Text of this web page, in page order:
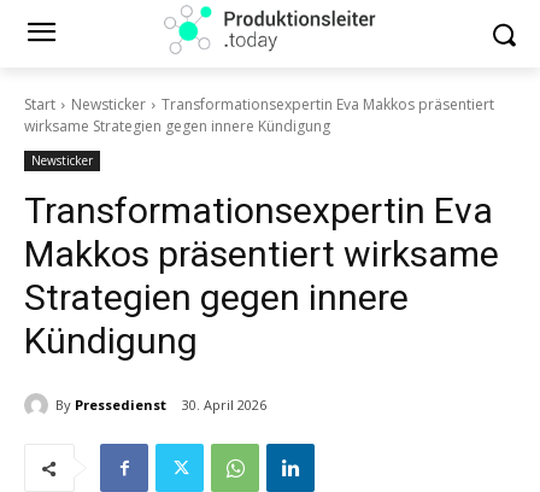
Start Newsticker
Transformationsexpertin Eva Makkos präsentiert
wirksame Strategien gegen innere Kündigung
Newsticker
Transformationsexpertin Eva
Makkos präsentiert wirksame
Strategien gegen innere
Kündigung
By Pressedienst 30. April 2026